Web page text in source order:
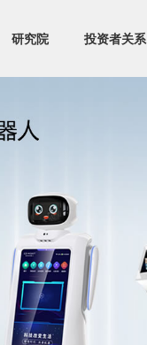
研究院 投资者关系